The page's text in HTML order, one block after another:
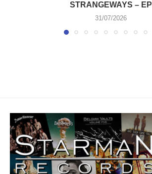
STRANGEWAYS – EP
31/07/2026